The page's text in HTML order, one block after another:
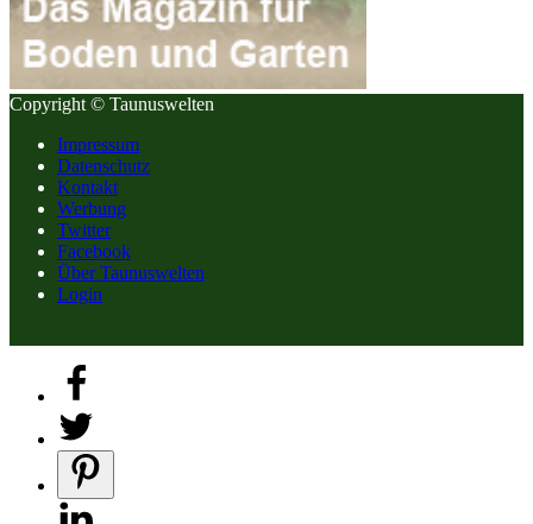
Copyright © Taunuswelten
Impressum
Datenschutz
Kontakt
Werbung
Twitter
Facebook
Über Taunuswelten
Login